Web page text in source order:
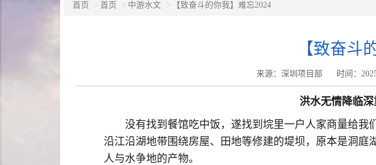
首页 首页 中游水文 【致奋斗的你我】难忘2024
【致奋斗
来源：深圳项目部 时间：
洪水无情降临
没有找到餐馆吃中饭，遂找到垸里一户人家商量给
沿江沿湖地带围绕房屋、田地等修建的堤坝，原本是洞
人与水争地的产物。